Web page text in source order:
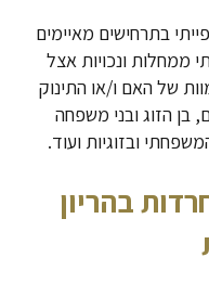
בתרחישים מאיימים
ממחלות ונכויות אצל
של האם ו/או התינוק
בן הזוג ובני משפחה
ובזוגיות ועוד.
בהריון